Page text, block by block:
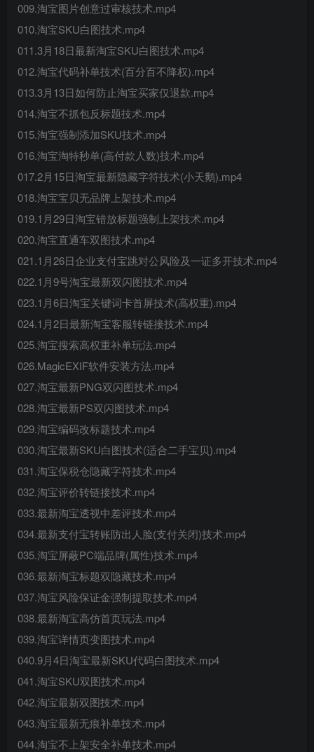
009.淘宝图片创意过审核技术.mp4
010.淘宝SKU白图技术.mp4
011.3月18日最新淘宝SKU白图技术.mp4
012.淘宝代码补单技术(百分百不降权).mp4
013.3月13日如何防止淘宝买家仅退款.mp4
014.淘宝不抓包反标题技术.mp4
015.淘宝强制添加SKU技术.mp4
016.淘宝淘特秒单(高付款人数)技术.mp4
017.2月15日淘宝最新隐藏字符技术(小天鹅).mp4
018.淘宝宝贝无品牌上架技术.mp4
019.1月29日淘宝错放标题强制上架技术.mp4
020.淘宝直通车双图技术.mp4
021.1月26日企业支付宝跳对公风险及一证多开技术.mp4
022.1月9号淘宝最新双闪图技术.mp4
023.1月6日淘宝关键词卡首屏技术(高权重).mp4
024.1月2日最新淘宝客服转链接技术.mp4
025.淘宝搜索高权重补单玩法.mp4
026.MagicEXIF软件安装方法.mp4
027.淘宝最新PNG双闪图技术.mp4
028.淘宝最新PS双闪图技术.mp4
029.淘宝编码改标题技术.mp4
030.淘宝最新SKU白图技术(适合二手宝贝).mp4
031.淘宝保税仓隐藏字符技术.mp4
032.淘宝评价转链接技术.mp4
033.最新淘宝透视中差评技术.mp4
034.最新支付宝转账防出人脸(支付关闭)技术.mp4
035.淘宝屏蔽PC端品牌(属性)技术.mp4
036.最新淘宝标题双隐藏技术.mp4
037.淘宝风险保证金强制提取技术.mp4
038.最新淘宝高仿首页玩法.mp4
039.淘宝详情页变图技术.mp4
040.9月4日淘宝最新SKU代码白图技术.mp4
041.淘宝SKU双图技术.mp4
042.淘宝最新双图技术.mp4
043.淘宝最新无痕补单技术.mp4
044.淘宝不上架安全补单技术.mp4